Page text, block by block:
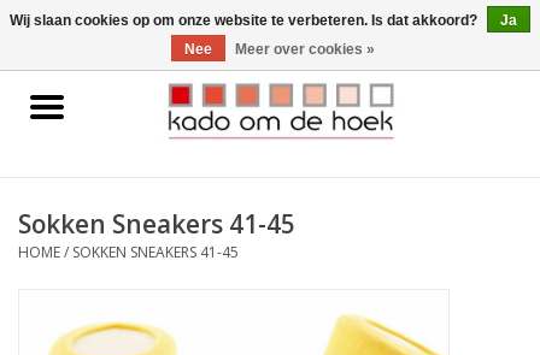
0 Artikelen - €0,00
Home
Gadgets
Huishoudelijk
Sokken Sneakers 41-45
HOME/ SOKKEN SNEAKERS 41-45
Wij slaan cookies op om onze website te verbeteren. Is dat akkoord?
Ja
Nee
Meer over cookies »